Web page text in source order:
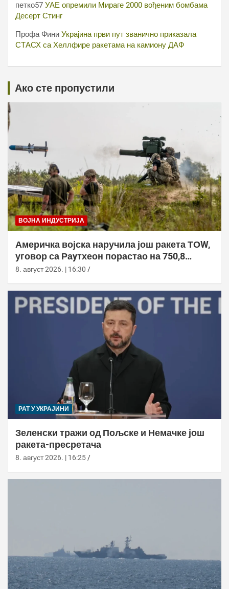
петко57 УАЕ опремили Мираге 2000 вођеним бомбама
Десерт Стинг
Профа Фини Украјина први пут званично приказала
СТАСХ са Хеллфире ракетама на камиону ДАФ
Ако сте пропустили
ВОЈНА ИНДУСТРИЈА
Америчка војска наручила још ракета ТОW,
уговор са Раyтхеон порастао на 750,8
милиона долара
8. август 2026. | 16:30
РАТ У УКРАЈИНИ
Зеленски тражи од Пољске и Немачке још
ракета-пресретача
8. август 2026. | 16:25